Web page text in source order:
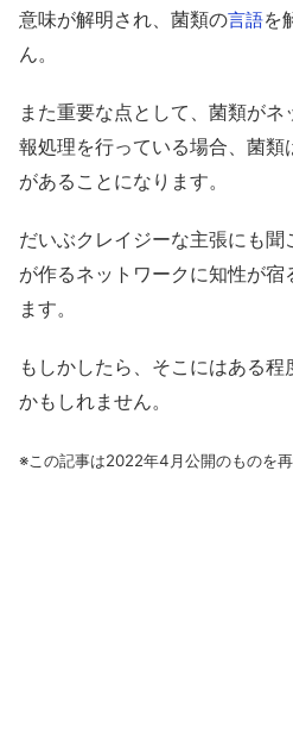
意味が解明され、菌類の言語を
ん。
また重要な点として、菌類が
報処理を行っている場合、菌類
があることになります。
だいぶクレイジーな主張にも
が作るネットワークに知性が
ます。
もしかしたら、そこにはある
かもしれません。
※この記事は2022年4月公開のものを再